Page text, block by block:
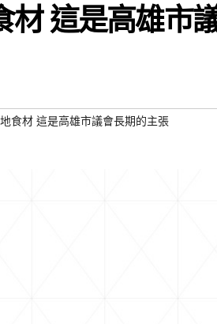
材 這是高雄市
食材 這是高雄市議會長期的主張